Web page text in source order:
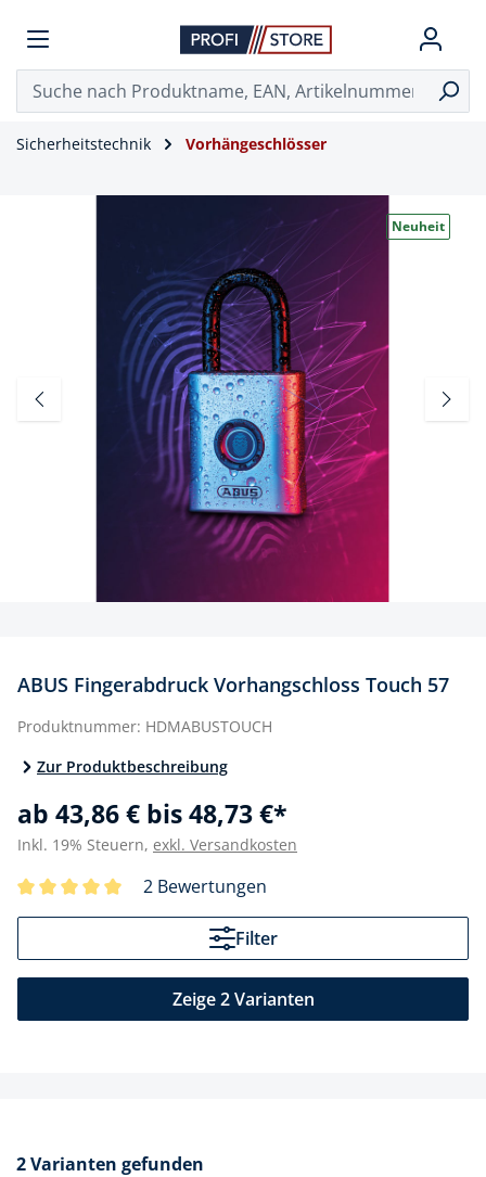
Sicherheitstechnik Vorhängeschlösser
Neuheit
ABUS Fingerabdruck Vorhangschloss Touch 57
Produktnummer: HDMABUSTOUCH
Zur Produktbeschreibung
ab 43,86 € bis 48,73 €*
Inkl. 19% Steuern, exkl. Versandkosten
2 Bewertungen
Filter
Zeige 2 Varianten
2 Varianten gefunden